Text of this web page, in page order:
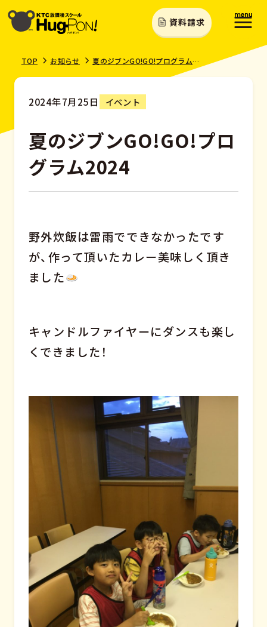
資料請求
TOP お知らせ 夏のジブンGO!GO!プログラム2024
2024年7月25日 イベント
夏のジブンGO!GO!プロ
グラム2024
野外炊飯は雷雨でできなかったです
が、作って頂いたカレー美味しく頂き
ました
キャンドルファイヤーにダンスも楽し
くできました！